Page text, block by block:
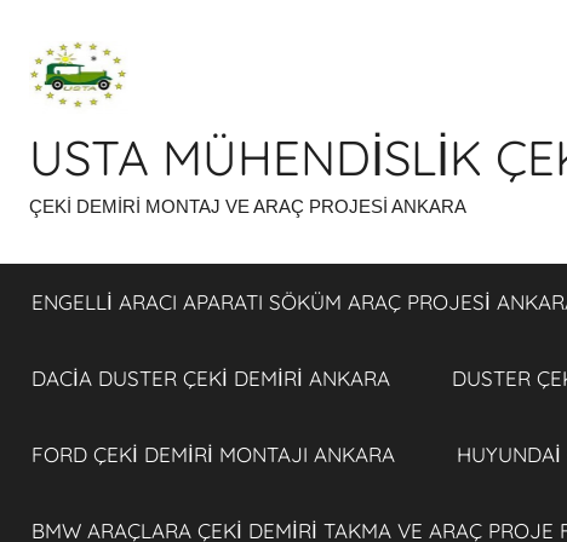
USTA MÜHENDİSLİK
ÇEKİ DEMİRİ MONTAJ VE ARAÇ PROJESİ ANKARA
ENGELLİ ARACI APARATI SÖKÜM ARAÇ PROJESİ
DACİA DUSTER ÇEKİ DEMİRİ ANKARA DUSTER
FORD ÇEKİ DEMİRİ MONTAJI ANKARA
BMW ARAÇLARA ÇEKİ DEMİRİ TAKMA VE ARAÇ PROJE